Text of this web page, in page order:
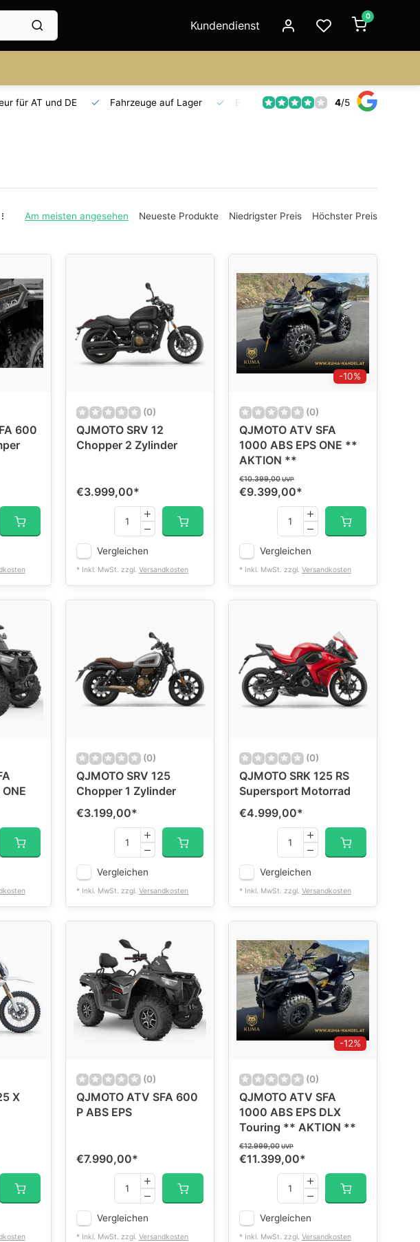
Kundendienst
0
für AT und DE Fahrzeuge auf Lager Ersatzteilversorgung Seit 18
4/5
Am meisten angesehen Neueste Produkte Niedrigster Preis Höchster Preis
600
(0)
QJMOTO SRV 12
Chopper 2 Zylinder
€3.999,00*
Vergleichen
* Inkl. MwSt. zzgl. Versandkosten
-10%
(0)
QJMOTO ATV SFA
1000 ABS EPS ONE **
AKTION **
€10.399,00UVP
€9.399,00*
Vergleichen
* Inkl. MwSt. zzgl. Versandkosten
(0)
QJMOTO SRV 125
Chopper 1 Zylinder
€3.199,00*
Vergleichen
* Inkl. MwSt. zzgl. Versandkosten
(0)
QJMOTO SRK 125 RS
Supersport Motorrad
€4.999,00*
Vergleichen
* Inkl. MwSt. zzgl. Versandkosten
X
(0)
QJMOTO ATV SFA 600
P ABS EPS
€7.990,00*
Vergleichen
* Inkl. MwSt. zzgl. Versandkosten
-12%
(0)
QJMOTO ATV SFA
1000 ABS EPS DLX
Touring ** AKTION **
€12.999,00UVP
€11.399,00*
Vergleichen
* Inkl. MwSt. zzgl. Versandkosten